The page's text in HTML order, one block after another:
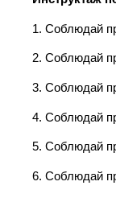
1. Соблюдай
2. Соблюдай
3. Соблюдай
4. Соблюдай
5. Соблюдай
6. Соблюдай